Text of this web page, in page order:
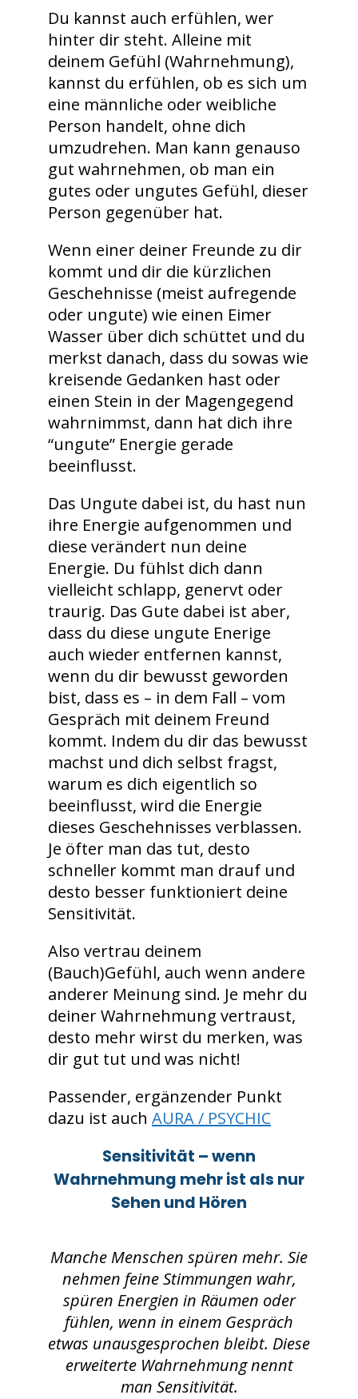
Du kannst auch erfühlen, wer
hinter dir steht. Alleine mit
deinem Gefühl (Wahrnehmung),
kannst du erfühlen, ob es sich um
eine männliche oder weibliche
Person handelt, ohne dich
umzudrehen. Man kann genauso
gut wahrnehmen, ob man ein
gutes oder ungutes Gefühl, dieser
Person gegenüber hat.
Wenn einer deiner Freunde zu dir
kommt und dir die kürzlichen
Geschehnisse (meist aufregende
oder ungute) wie einen Eimer
Wasser über dich schüttet und du
merkst danach, dass du sowas wie
kreisende Gedanken hast oder
einen Stein in der Magengegend
wahrnimmst, dann hat dich ihre
“ungute” Energie gerade
beeinflusst.
Das Ungute dabei ist, du hast nun
ihre Energie aufgenommen und
diese verändert nun deine
Energie. Du fühlst dich dann
vielleicht schlapp, genervt oder
traurig. Das Gute dabei ist aber,
dass du diese ungute Enerige
auch wieder entfernen kannst,
wenn du dir bewusst geworden
bist, dass es – in dem Fall – vom
Gespräch mit deinem Freund
kommt. Indem du dir das bewusst
machst und dich selbst fragst,
warum es dich eigentlich so
beeinflusst, wird die Energie
dieses Geschehnisses verblassen.
Je öfter man das tut, desto
schneller kommt man drauf und
desto besser funktioniert deine
Sensitivität.
Also vertrau deinem
(Bauch)Gefühl, auch wenn andere
anderer Meinung sind. Je mehr du
deiner Wahrnehmung vertraust,
desto mehr wirst du merken, was
dir gut tut und was nicht!
Passender, ergänzender Punkt
dazu ist auch AURA / PSYCHIC
Sensitivität – wenn
Wahrnehmung mehr ist als nur
Sehen und Hören
Manche Menschen spüren mehr. Sie
nehmen feine Stimmungen wahr,
spüren Energien in Räumen oder
fühlen, wenn in einem Gespräch
etwas unausgesprochen bleibt. Diese
erweiterte Wahrnehmung nennt
man Sensitivität.